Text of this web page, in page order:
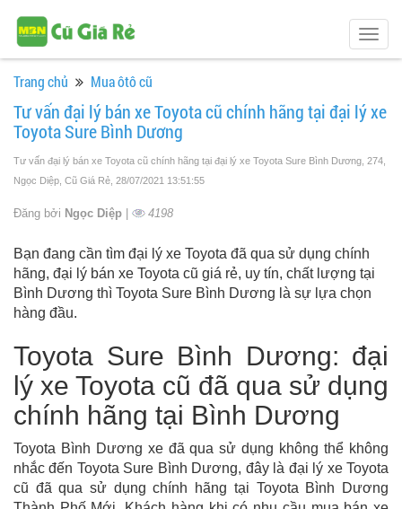
Trang chủ Mua ôtô cũ
Tư vấn đại lý bán xe Toyota cũ chính hãng tại đại lý xe
Toyota Sure Bình Dương
Tư vấn đại lý bán xe Toyota cũ chính hãng tại đại lý xe Toyota Sure Bình Dương, 274,
Ngọc Diệp, Cũ Giá Rẻ , 28/07/2021 13:51:55
Đăng bởi Ngọc Diệp | 4198
Bạn đang cần tìm đại lý xe Toyota đã qua sử dụng chính
hãng, đại lý bán xe Toyota cũ giá rẻ, uy tín, chất lượng tại
Bình Dương thì Toyota Sure Bình Dương là sự lựa chọn
hàng đầu.
Toyota Sure Bình Dương: đại
lý xe Toyota cũ đã qua sử dụng
chính hãng tại Bình Dương
Toyota Bình Dương xe đã qua sử dụng không thể không
nhắc đến Toyota Sure Bình Dương, đây là đại lý xe Toyota
cũ đã qua sử dụng chính hãng tại Toyota Bình Dương